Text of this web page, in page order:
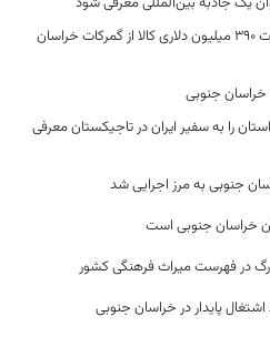
طی ۱۰ ماهه ابتدایی سال جاری صادرات ۳۹۰ میلیون دلاری کالا از گمرکات خراسان
را به سفیر ایران در تاجیکستان معرفی
خراسان جنوبی است
در فهرست میراث فرهنگی کشور